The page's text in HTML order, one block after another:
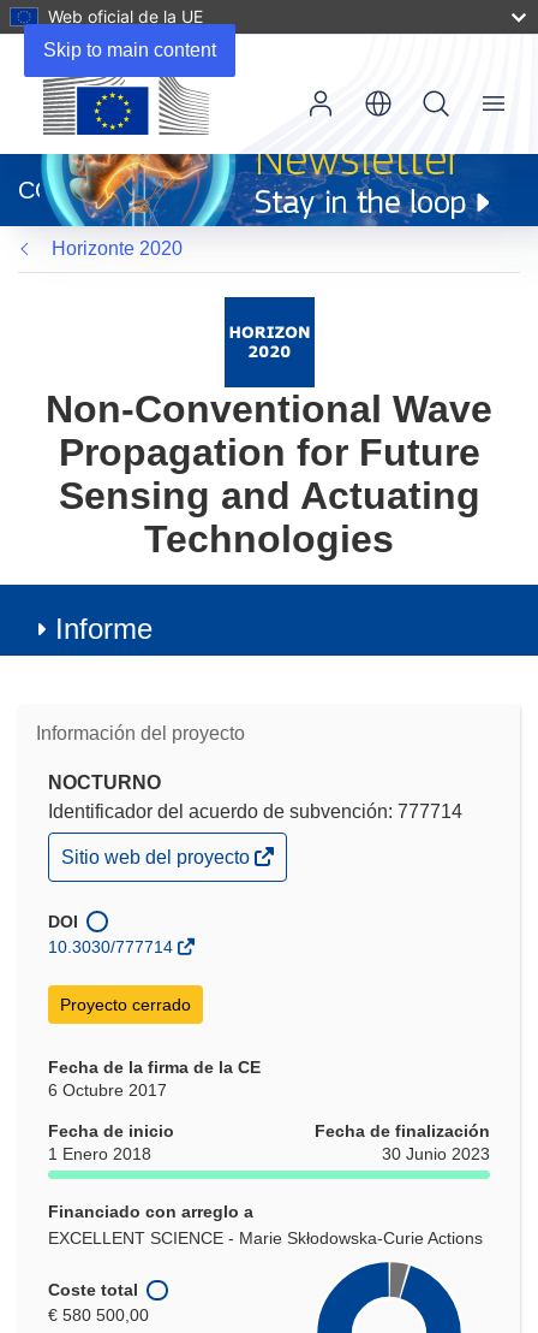
Skip to main content
Web oficial de la UE
abrirá
en
una
nueva
ventana)
CORDIS
Menu
Horizonte 2020
Non-Conventional Wave
Propagation for Future
Sensing and Actuating
Technologies
Informe
Información del proyecto
NOCTURNO
Identificador del acuerdo de subvención: 777714
(se
abrirá
una
nueva
Sitio web del proyecto
DOI
10.3030/777714
Proyecto cerrado
Fecha de la firma de la CE
6 Octubre 2017
Fecha de inicio
1 Enero 2018
Fecha de finalización
30 Junio 2023
Financiado con arreglo a
EXCELLENT SCIENCE - Marie Skłodowska-Curie Actions
Coste total
€ 580 500,00